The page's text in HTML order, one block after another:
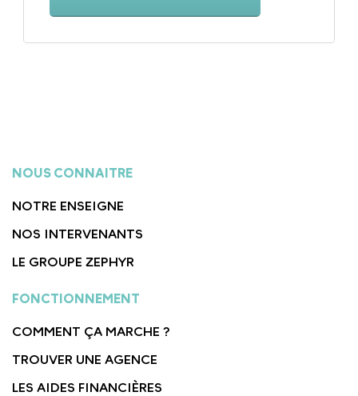
NOUS CONNAITRE
NOTRE ENSEIGNE
NOS INTERVENANTS
LE GROUPE ZEPHYR
FONCTIONNEMENT
COMMENT ÇA MARCHE ?
TROUVER UNE AGENCE
LES AIDES FINANCIÈRES